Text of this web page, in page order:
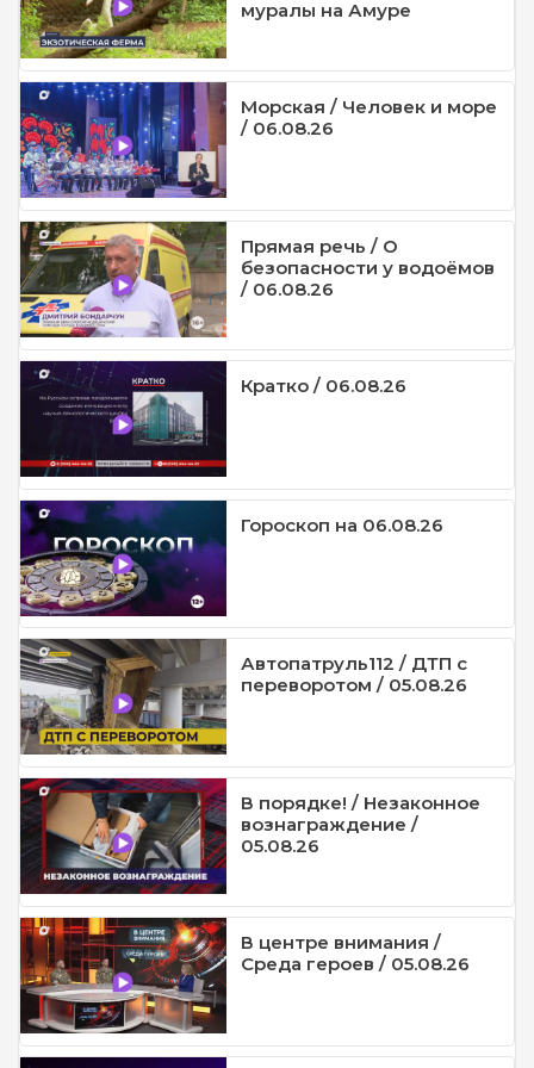
муралы на Амуре
Морская / Человек и море
/ 06.08.26
Прямая речь / О
безопасности у водоёмов
/ 06.08.26
Кратко / 06.08.26
Гороскоп на 06.08.26
Автопатруль112 / ДТП с
переворотом / 05.08.26
В порядке! / Незаконное
вознаграждение /
05.08.26
В центре внимания /
Среда героев / 05.08.26